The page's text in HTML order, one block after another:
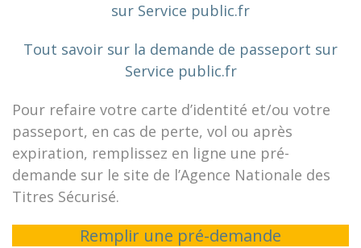
sur Service public.fr
Tout savoir sur la demande de passeport sur
Service public.fr
Pour refaire votre carte d’identité et/ou votre
passeport, en cas de perte, vol ou après
expiration, remplissez en ligne une pré-
demande sur le site de l’Agence Nationale des
Titres Sécurisé.
Remplir une pré-demande